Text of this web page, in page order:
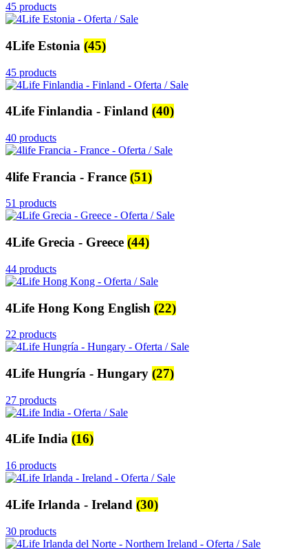
45 products
4Life Estonia (45)
45 products
4Life Finlandia - Finland (40)
40 products
4life Francia - France (51)
51 products
4Life Grecia - Greece (44)
44 products
4Life Hong Kong English (22)
22 products
4Life Hungría - Hungary (27)
27 products
4Life India (16)
16 products
4Life Irlanda - Ireland (30)
30 products